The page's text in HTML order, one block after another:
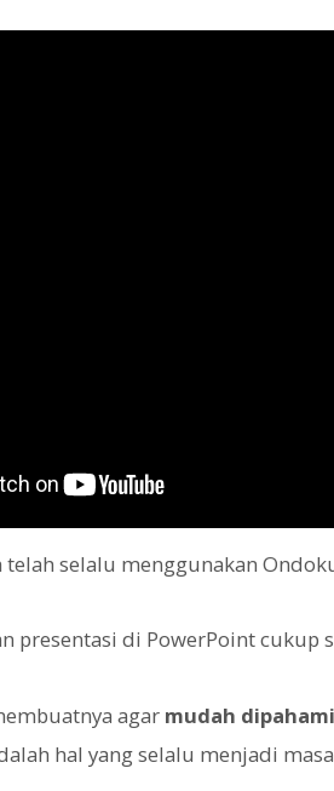
selalu menggunakan
presentasi di PowerPoint cukup
agar mudah dipahami
hal yang selalu menjadi